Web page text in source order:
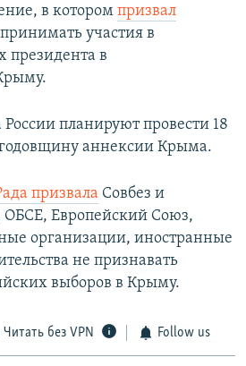
в котором призвал
участия в
президента в
планируют провести 18
годовщину аннексии Крыма.
призвала Совбез и
Европейский Союз,
организации, иностранные
не признавать
выборов в Крыму.
Читать без VPN Follow us